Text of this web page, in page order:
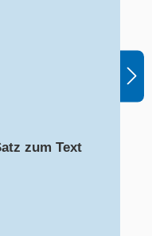
zum Text